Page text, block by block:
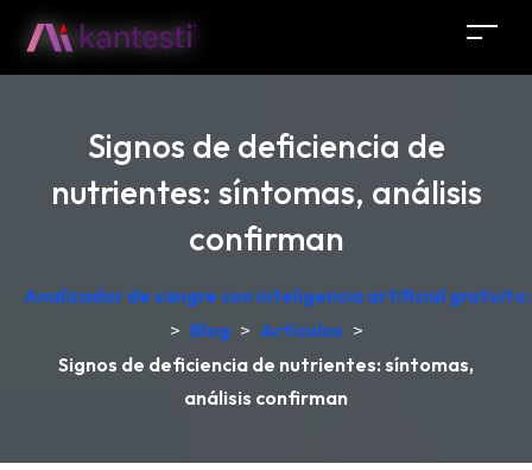
Signos de deficiencia de
nutrientes: síntomas, análisis
confirman
Analizador de sangre con inteligencia artificial
> Blog > Artículos >
Signos de deficiencia de nutrientes: síntomas,
análisis confirman